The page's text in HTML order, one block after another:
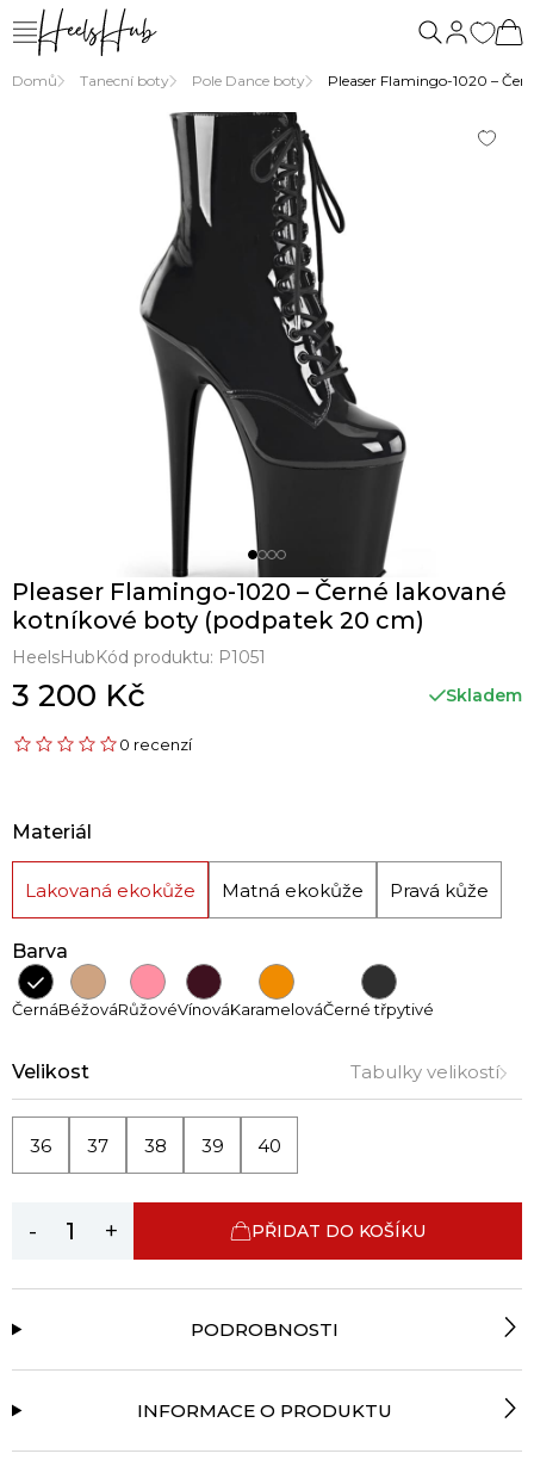
Domů Tanecní boty Pole Dance boty Pleaser Flamingo-1020 –
Pleaser Flamingo-1020 – Černé lakované
kotníkové boty (podpatek 20 cm)
HeelsHubKód produktu: P1051
3 200 Kč Skladem
0 recenzí
Materiál
Lakovaná ekokůže Matná ekokůže Pravá kůže
Barva
ČernáBéžováRůžovéVínováKaramelováČerné třpytivé
Velikost Tabulky velikostí
36 37 38 39 40
- + PŘIDAT DO KOŠÍKU
PODROBNOSTI
INFORMACE O PRODUKTU